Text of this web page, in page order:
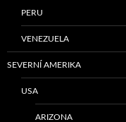
PERU
VENEZUELA
SEVERNÍ AMERIKA
USA
ARIZONA